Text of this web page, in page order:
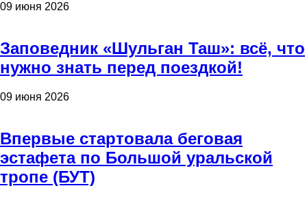
09 июня 2026
Заповедник «Шульган Таш»: всё, что
нужно знать перед поездкой!
09 июня 2026
Впервые стартовала беговая
эстафета по Большой уральской
тропе (БУТ)